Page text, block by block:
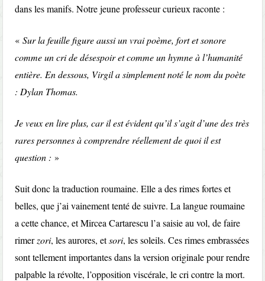
dans les manifs. Notre jeune professeur curieux raconte :
«Sur la feuille figure aussi un vrai poème, fort et sonore
comme un cri de désespoir et comme un hymne à l’humanité
entière. En dessous, Virgil a simplement noté le nom du poète
: Dylan Thomas.
Je veux en lire plus, car il est évident qu’il s’agit d’une des très
rares personnes à comprendre réellement de quoi il est
question : »
Suit donc la traduction roumaine. Elle a des rimes fortes et
belles, que j’ai vainement tenté de suivre. La langue roumaine
a cette chance, et Mircea Cartarescu l’a saisie au vol, de faire
rimerzori, les aurores, etsori, les soleils. Ces rimes embrassées
sont tellement importantes dans la version originale pour rendre
palpable la révolte, l’opposition viscérale, le cri contre la mort.